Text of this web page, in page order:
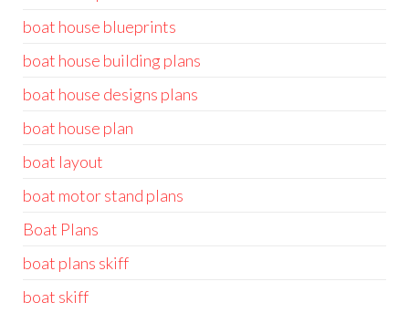
boat house blueprints
boat house building plans
boat house designs plans
boat house plan
boat layout
boat motor stand plans
Boat Plans
boat plans skiff
boat skiff